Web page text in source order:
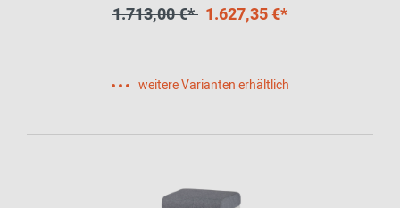
1.713,00 €* 1.627,35 €*
weitere Varianten erhältlich